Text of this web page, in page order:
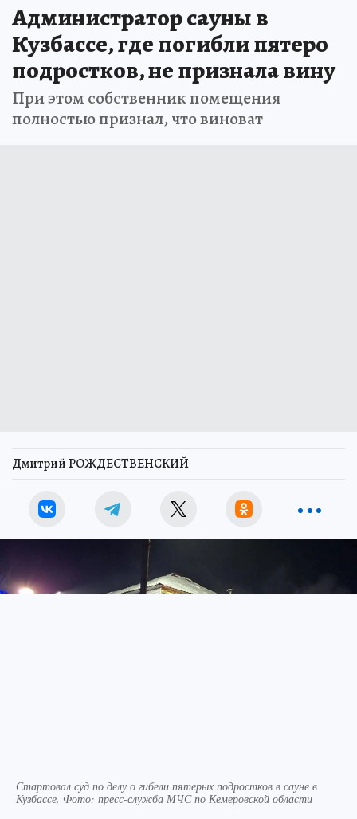
Администратор сауны в
Кузбассе, где погибли пятеро
подростков, не признала вину
При этом собственник помещения
полностью признал, что виноват
Дмитрий РОЖДЕСТВЕНСКИЙ
Стартовал суд по делу о гибели пятерых подростков в сауне в
Кузбассе. Фото: пресс-служба МЧС по Кемеровской области